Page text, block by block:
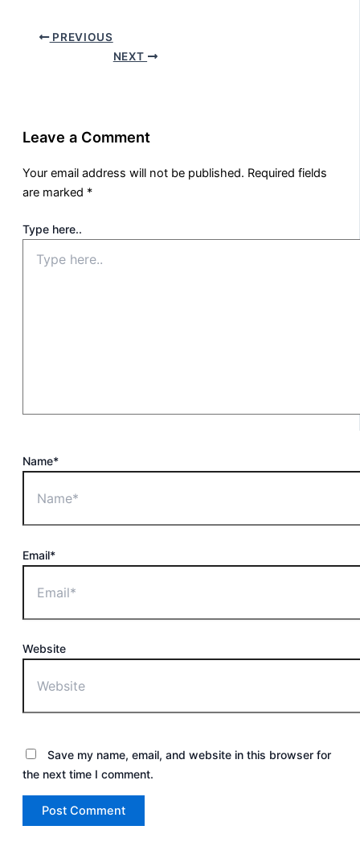
PREVIOUS
NEXT
Leave a Comment
Your email address will not be published. Required fields
are marked *
Type here..
Name*
Email*
Website
Save my name, email, and website in this browser for
the next time I comment.